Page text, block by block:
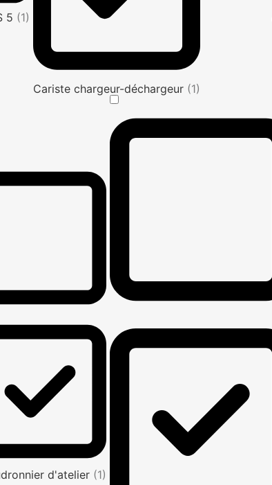
5 (1)
Cariste chargeur-déchargeur (1)
d'atelier (1)